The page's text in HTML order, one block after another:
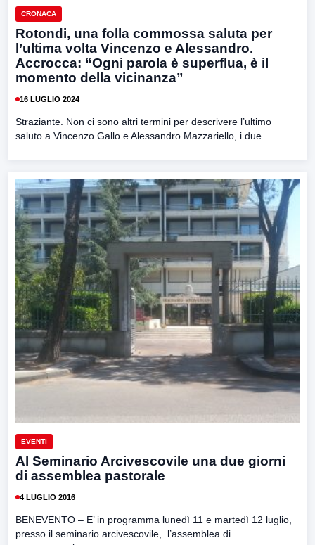
CRONACA
Rotondi, una folla commossa saluta per
l’ultima volta Vincenzo e Alessandro.
Accrocca: “Ogni parola è superflua, è il
momento della vicinanza”
16 LUGLIO 2024
Straziante. Non ci sono altri termini per descrivere l’ultimo
saluto a Vincenzo Gallo e Alessandro Mazzariello, i due...
EVENTI
Al Seminario Arcivescovile una due giorni
di assemblea pastorale
4 LUGLIO 2016
BENEVENTO – E’ in programma lunedì 11 e martedì 12 luglio,
presso il seminario arcivescovile, l’assemblea di